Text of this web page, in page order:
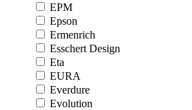
EPM
Epson
Ermenrich
Esschert Design
Eta
EURA
Everdure
Evolution